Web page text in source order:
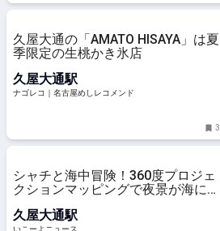
久屋大通の「AMATO HISAYA」は夏
季限定の生桃かき氷店
久屋大通駅
ナゴレコ｜名古屋めしレコメンド
3
シャチと海中冒険！360度プロジェ
クションマッピングで夜景が海に
久屋大通駅
いこーよニュース